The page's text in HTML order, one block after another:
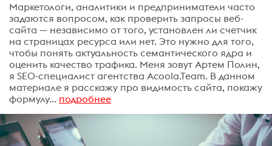
Маркетологи, аналитики и предприниматели часто
задаются вопросом, как проверить запросы веб-
сайта — независимо от того, установлен ли счетчик
на страницах ресурса или нет. Это нужно для того,
чтобы понять актуальность семантического ядра и
оценить качество трафика. Меня зовут Артем Полин,
я SEO-специалист агентства Acoola.Team. В данном
материале я расскажу про видимость сайта, покажу
формулу... подробнее